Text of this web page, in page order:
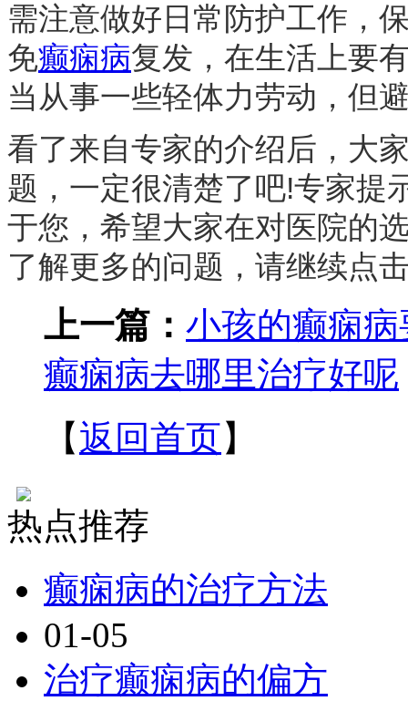
需注意做好日常防护工作，
免癫痫病复发，在生活上要
当从事一些轻体力劳动，但
看了来自专家的介绍后，大
题，一定很清楚了吧!专家提
于您，希望大家在对医院的
了解更多的问题，请继续点
上一篇： 小孩的癫痫
癫痫病去哪里治疗好呢
【返回首页】
热点推荐
癫痫病的治疗方法
01-05
治疗癫痫病的偏方